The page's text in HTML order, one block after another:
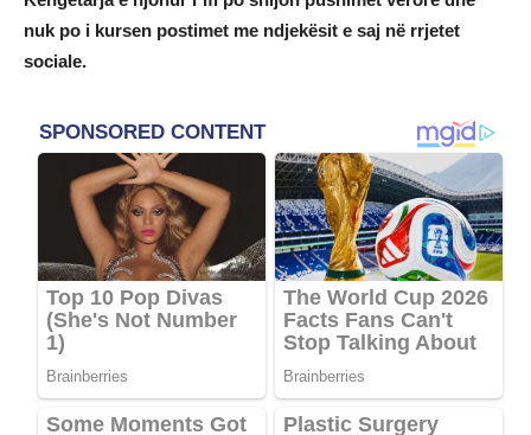
nuk po i kursen postimet me ndjekësit e saj në rrjetet
sociale.